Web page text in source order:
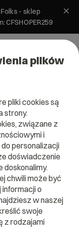
- sklep
CFSHOPER259
S
plików
pliki cookies są
strony.
związane z
i
do personalizacji
doświadczenie
doskonalimy.
chwili może być
o
w naszej
swoje
z rodzajami